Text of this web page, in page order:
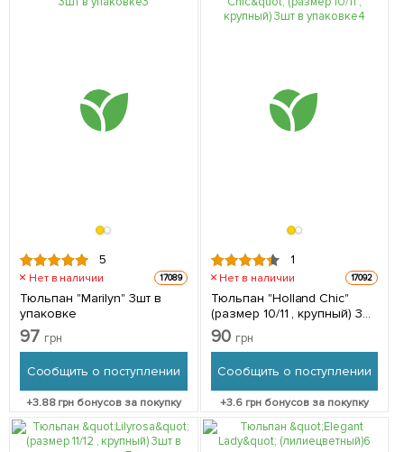
5
Нет в наличии 17089
Тюльпан "Marilyn" 3шт в
упаковке
97 грн
Сообщить о поступлении
+3.88грн бонусов за покупку
1
Нет в наличии 17092
Тюльпан "Holland Chic"
(размер 10/11 , крупный) 3шт
в упаковке
90 грн
Сообщить о поступлении
+3.6 грн бонусов за покупку